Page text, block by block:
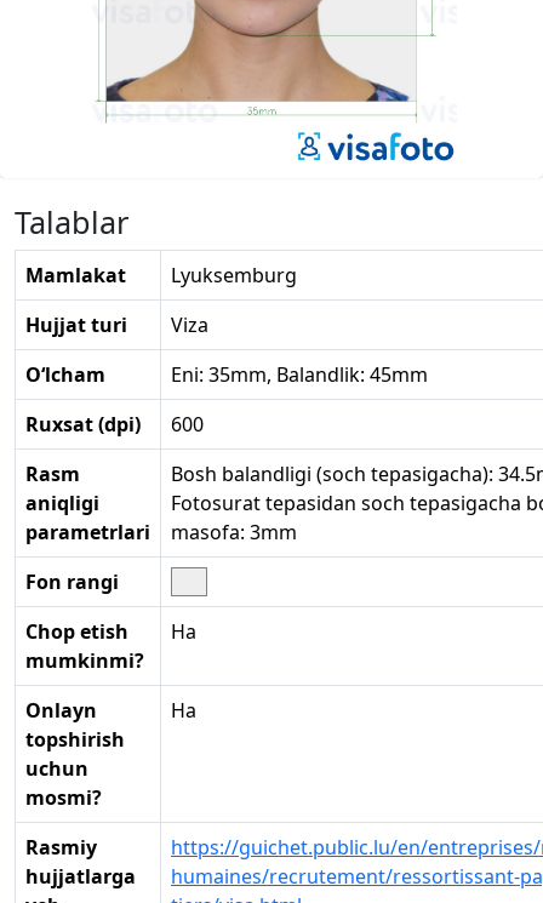
Talablar
Mamlakat
Lyuksemburg
Hujjat turi
Viza
O‘lcham
Eni: 35mm, Balandlik: 45mm
Ruxsat (dpi)
600
Rasm
aniqligi
parametrlari
Bosh balandligi (soch tepasigacha):
Fotosurat tepasidan soch tepasigacha
masofa: 3mm
Fon rangi
Chop etish
mumkinmi?
Ha
Onlayn
topshirish
uchun
mosmi?
Ha
Rasmiy
hujjatlarga
https://guichet.public.lu/en/
humaines/recrutement/ressortissant-